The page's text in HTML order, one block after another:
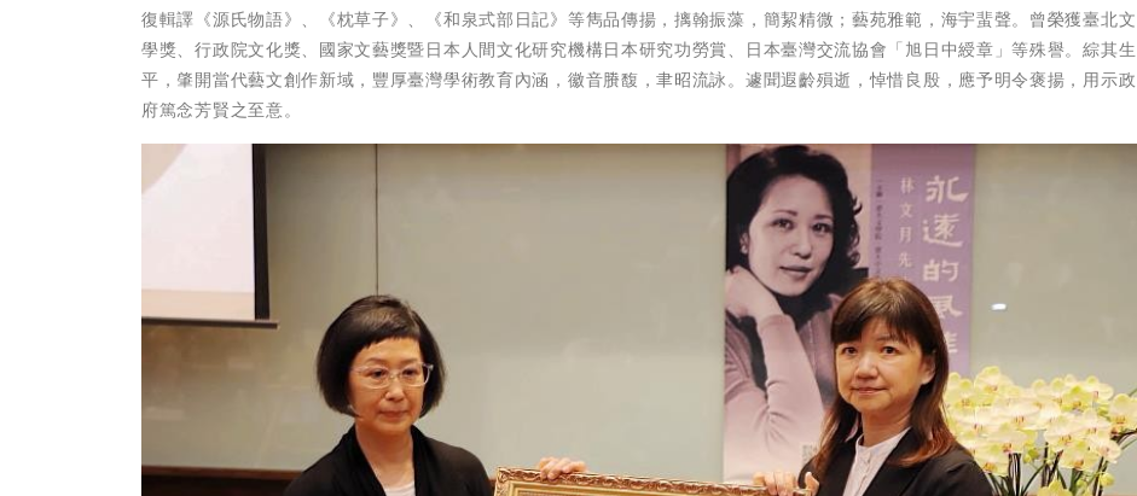
復輯譯《源氏物語》、《枕草子》、《和泉式部日記》等雋品傳揚，摛翰振藻，簡絜精微；藝苑雅範，海宇蜚聲。曾榮獲臺北文
學獎、行政院文化獎、國家文藝獎暨日本人間文化研究機構日本研究功勞賞、日本臺灣交流協會「旭日中綬章」等殊譽。綜其生
平，肇開當代藝文創作新域，豐厚臺灣學術教育內涵，徽音賸馥，聿昭流詠。遽聞遐齡殞逝，悼惜良殷，應予明令褒揚，用示政
府篤念芳賢之至意。